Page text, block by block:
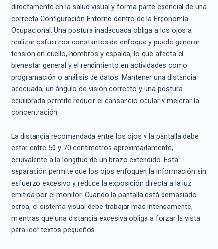
directamente en la salud visual y forma parte esencial de una
correcta Configuración Entorno dentro de la Ergonomía
Ocupacional. Una postura inadecuada obliga a los ojos a
realizar esfuerzos constantes de enfoque y puede generar
tensión en cuello, hombros y espalda, lo que afecta el
bienestar general y el rendimiento en actividades como
programación o análisis de datos. Mantener una distancia
adecuada, un ángulo de visión correcto y una postura
equilibrada permite reducir el cansancio ocular y mejorar la
concentración.
La distancia recomendada entre los ojos y la pantalla debe
estar entre 50 y 70 centímetros aproximadamente,
equivalente a la longitud de un brazo extendido. Esta
separación permite que los ojos enfoquen la información sin
esfuerzo excesivo y reduce la exposición directa a la luz
emitida por el monitor. Cuando la pantalla está demasiado
cerca, el sistema visual debe trabajar más intensamente,
mientras que una distancia excesiva obliga a forzar la vista
para leer textos pequeños.